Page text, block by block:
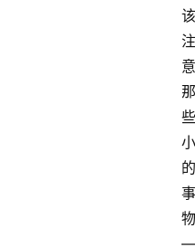
该
注
意
那
些
小
的
事
物
—